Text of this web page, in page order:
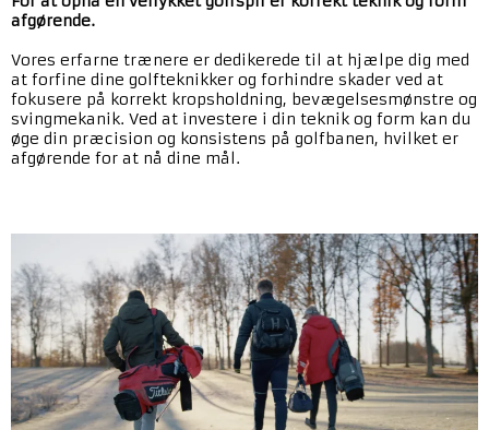
afgørende.
Vores erfarne trænere er dedikerede til at hjælpe dig med
at forfine dine golfteknikker og forhindre skader ved at
fokusere på korrekt kropsholdning, bevægelsesmønstre og
svingmekanik. Ved at investere i din teknik og form kan du
øge din præcision og konsistens på golfbanen, hvilket er
afgørende for at nå dine mål.